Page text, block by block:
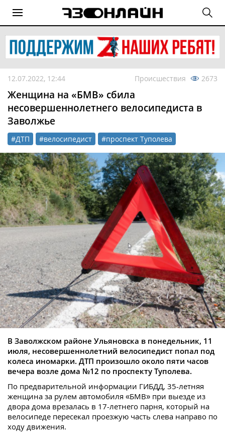
12.07.2022, 12:44 Происшествия 2673
Женщина на «БМВ» сбила
несовершеннолетнего велосипедиста в
Заволжье
#ДТП #велосипедист #проспект Туполева
В Заволжском районе Ульяновска в понедельник, 11
июля, несовершеннолетний велосипедист попал под
колеса иномарки. ДТП произошло около пяти часов
вечера возле дома №12 по проспекту Туполева.
По предварительной информации ГИБДД, 35-летняя
женщина за рулем автомобиля «БМВ» при выезде из
двора дома врезалась в 17-летнего парня, который на
велосипеде пересекал проезжую часть слева направо по
ходу движения.